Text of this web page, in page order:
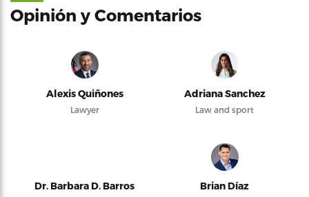
Opinión y Comentarios
Alexis Quiñones
Lawyer
Adriana Sanchez
Law and sport
Dr. Barbara D. Barros Brian Díaz